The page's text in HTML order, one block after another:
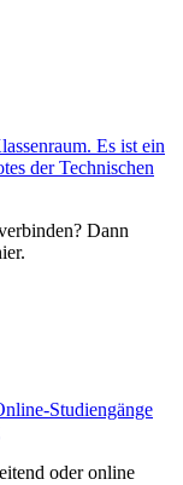
Dann
oder online